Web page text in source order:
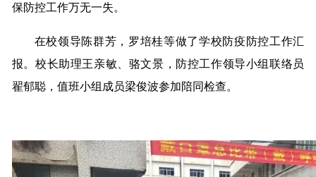
保防控工作万无一失。
在校领导陈群芳，罗培桂等做了学校防疫防控工作汇
报。校长助理王亲敏、骆文景，防控工作领导小组联络员
翟郁聪，值班小组成员梁俊波参加陪同检查。